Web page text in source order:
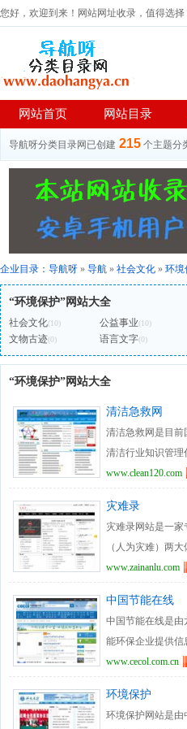
您好，欢迎到来！网站网址收录，值得选择
网站首页 网站目录
导航呀分类目录网已创建 215 个主题分
企业目录： 导航呀 » 导航 » 社会文化 » 环境
“环境保护”网站大全
社会文化(10) 公益事业(10)
文物古迹(0) 语言文字(0)
“环境保护”网站大全
清洁急救网
清洁急救网是目
清洁行业知识管理
库”为目标，提供
清洗保洁行业人
洁行业相关的体
www.clean120.com
灾难录
灾难录网站是一
（人为灾难）两
为灾难是人类疏
过各种鲜血淋漓
保护我们美丽的地
www.zainanlu.com
中国节能在线
中国节能在线是
能环保企业提供
职能补充，充当国
题、展会、综合
节能环保领域颇
www.cecol.com.cn
环境保护
环境保护网站是